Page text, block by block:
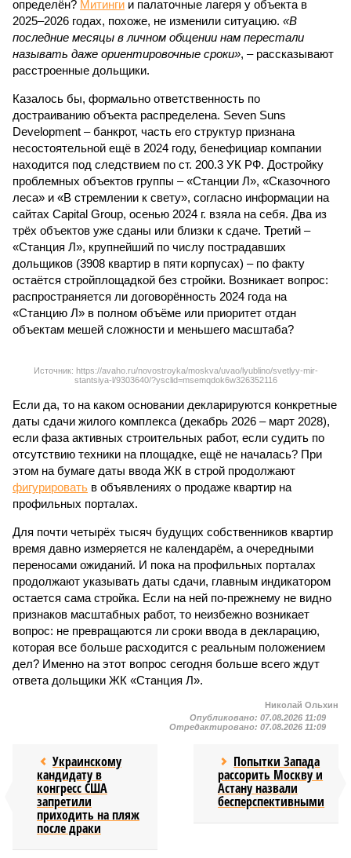
определён? Митинги и палаточные лагеря у объекта в
2025–2026 годах, похоже, не изменили ситуацию. «В
последние месяцы в личном общении нам перестали
называть даже ориентировочные сроки», – рассказывают
расстроенные дольщики.
Казалось бы, формально ответственность по
достраиванию объекта распределена. Seven Suns
Development – банкрот, часть его структур признана
несостоятельной ещё в 2024 году, бенефициар компании
находится под следствием по ст. 200.3 УК РФ. Достройку
проблемных объектов группы – «Станции Л», «Сказочного
леса» и «В стремлении к свету», согласно информации на
сайтах Capital Group, осенью 2024 г. взяла на себя. Два из
трёх объектов уже сданы или близки к сдаче. Третий –
«Станция Л», крупнейший по числу пострадавших
дольщиков (3908 квартир в пяти корпусах) – по факту
остаётся стройплощадкой без стройки. Возникает вопрос:
распространяется ли договорённость 2024 года на
«Станцию Л» в полном объёме или приоритет отдан
объектам мешей сложности и меньшего масштаба?
Источник: https://avaho.ru/novostroyka/moskva/uvao/lyublino/svetlyy-mir-
stantsiya-l/9303640/?ysclid=msemqdok6w326352116
Если да, то на каком основании декларируются конкретные
даты сдачи жилого комплекса (декабрь 2026 – март 2028),
если фаза активных строительных работ, если судить по
отсутствию техники на площадке, ещё не началась? При
этом на бумаге даты ввода ЖК в строй продолжают
фигурировать в объявлениях о продаже квартир на
профильных порталах.
Для почти четырёх тысяч будущих собственников квартир
время давно измеряется не календарём, а очередными
переносами ожиданий. И пока на профильных порталах
продолжают указывать даты сдачи, главным индикатором
остается сама стройка. Если на ней по-прежнему не видно
признаков масштабных работ, то неизбежно возникает
вопрос: не превращаются ли сроки ввода в декларацию,
которая все больше расходится с реальным положением
дел? Именно на этот вопрос сегодня больше всего ждут
ответа дольщики ЖК «Станция Л».
Николай Ольхин
Опубликовано: 07.08.2026 11:09
Отредактировано: 07.08.2026 11:09
Украинскому
кандидату в
конгресс США
запретили
приходить на пляж
после драки
Попытки Запада
рассорить Москву и
Астану назвали
бесперспективными